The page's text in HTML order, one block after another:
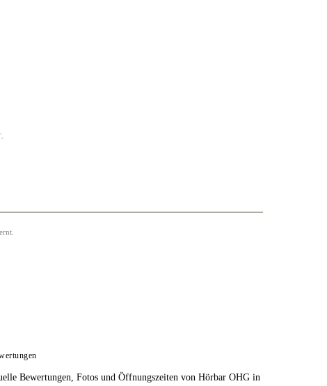
Bewertungen, Fotos und Öffnungszeiten von Hörbar OHG in